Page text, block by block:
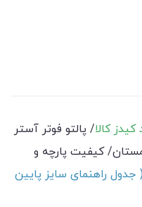
کالا/ پالتو فوتر آستر
کیفیت پارچه و
( جدول راهنمای سایز پایین